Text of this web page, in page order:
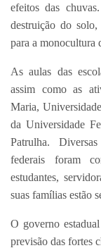
efeitos das
destruição do
para a monocultura
As aulas das
assim como as
Maria,
da Universidade
Patrulha.
federais foram
estudantes,
suas famílias estão
O governo
previsão das fortes